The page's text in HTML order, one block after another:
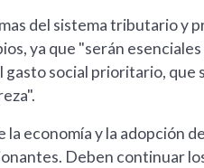
del sistema tributario y
ya que "serán
social prioritario, que
la economía y la adopción
Deben continuar